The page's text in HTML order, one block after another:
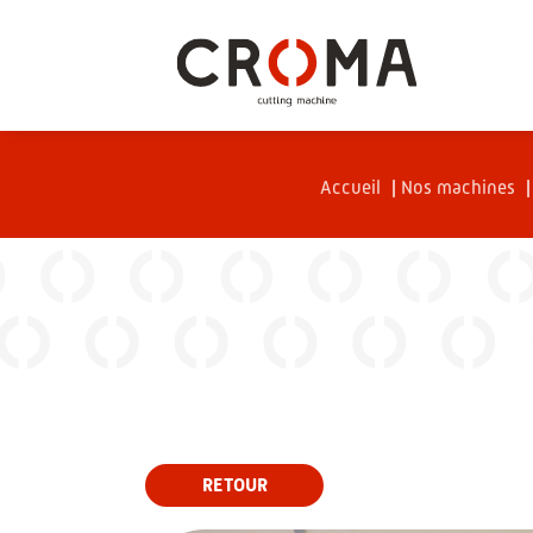
Accueil | Nos machines